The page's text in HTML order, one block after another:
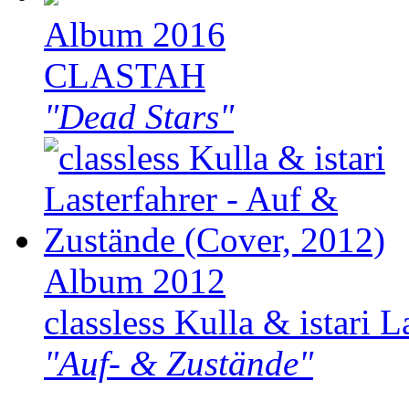
Album 2016
CLASTAH
"Dead Stars"
Album 2012
classless Kulla & istari
"Auf- & Zustände"